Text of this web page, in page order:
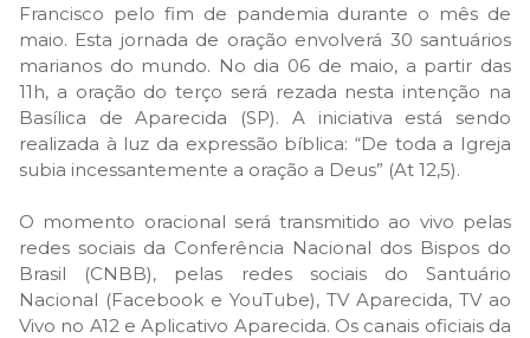
Francisco pelo fim de pandemia durante o mês de
maio. Esta jornada de oração envolverá 30 santuários
marianos do mundo. No dia 06 de maio, a partir das
11h, a oração do terço será rezada nesta intenção na
Basílica de Aparecida (SP). A iniciativa está sendo
realizada à luz da expressão bíblica: “De toda a Igreja
subia incessantemente a oração a Deus” (At 12,5).
O momento oracional será transmitido ao vivo pelas
redes sociais da Conferência Nacional dos Bispos do
Brasil (CNBB), pelas redes sociais do Santuário
Nacional (Facebook e YouTube), TV Aparecida, TV ao
Vivo no A12 e Aplicativo Aparecida. Os canais oficiais da